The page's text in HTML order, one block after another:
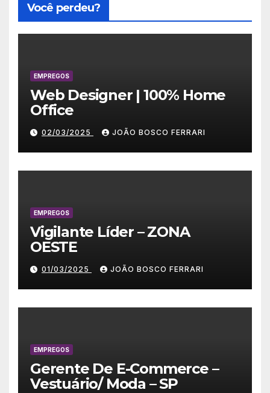
Você perdeu?
EMPREGOS
Web Designer | 100% Home
Office
02/03/2025 JOÃO BOSCO FERRARI
EMPREGOS
Vigilante Líder – ZONA
OESTE
01/03/2025 JOÃO BOSCO FERRARI
EMPREGOS
Gerente De E-Commerce –
Vestuário/ Moda – SP